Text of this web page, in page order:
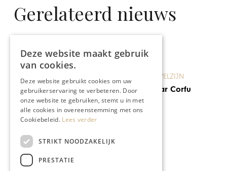
Gerelateerd nieuws
GEZONDHEID & WELZIJN
Deze zomer naar Corfu
Deze website maakt gebruik
van cookies.
Deze website gebruikt cookies om uw
gebruikerservaring te verbeteren. Door
onze website te gebruiken, stemt u in met
alle cookies in overeenstemming met ons
Cookiebeleid. Lees verder
STRIKT NOODZAKELIJK
PRESTATIE